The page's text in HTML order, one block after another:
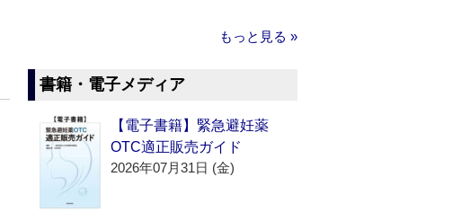
もっと見る »
書籍・電子メディア
【電子書籍】緊急避妊薬
OTC適正販売ガイド
2026年07月31日 (金)